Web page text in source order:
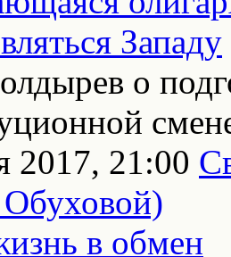
о
2017, 21:00